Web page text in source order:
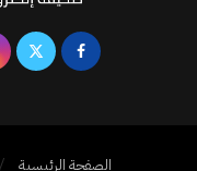
الصفحة الرئيسية